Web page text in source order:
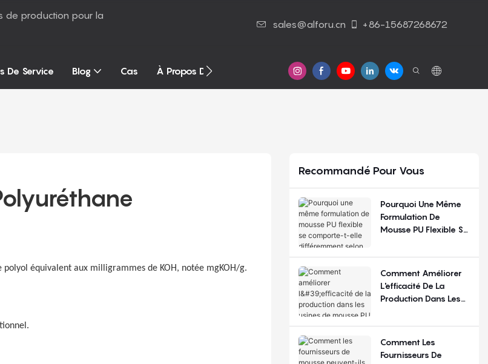
de production pour la
sales@alforu.cn +86-15687268672
De Service Blog Cas À Propos De Nous Nous Contacter
équivalent aux milligrammes de KOH, notée mgKOH/g.
Recommandé Pour Vous
Pourquoi Une Même
Formulation De
Mousse PU Flexible Se
Différemment Selon
Comment Améliorer
L'efficacité De La
Production Dans Les
Flexible ?
Comment Les
Fournisseurs De